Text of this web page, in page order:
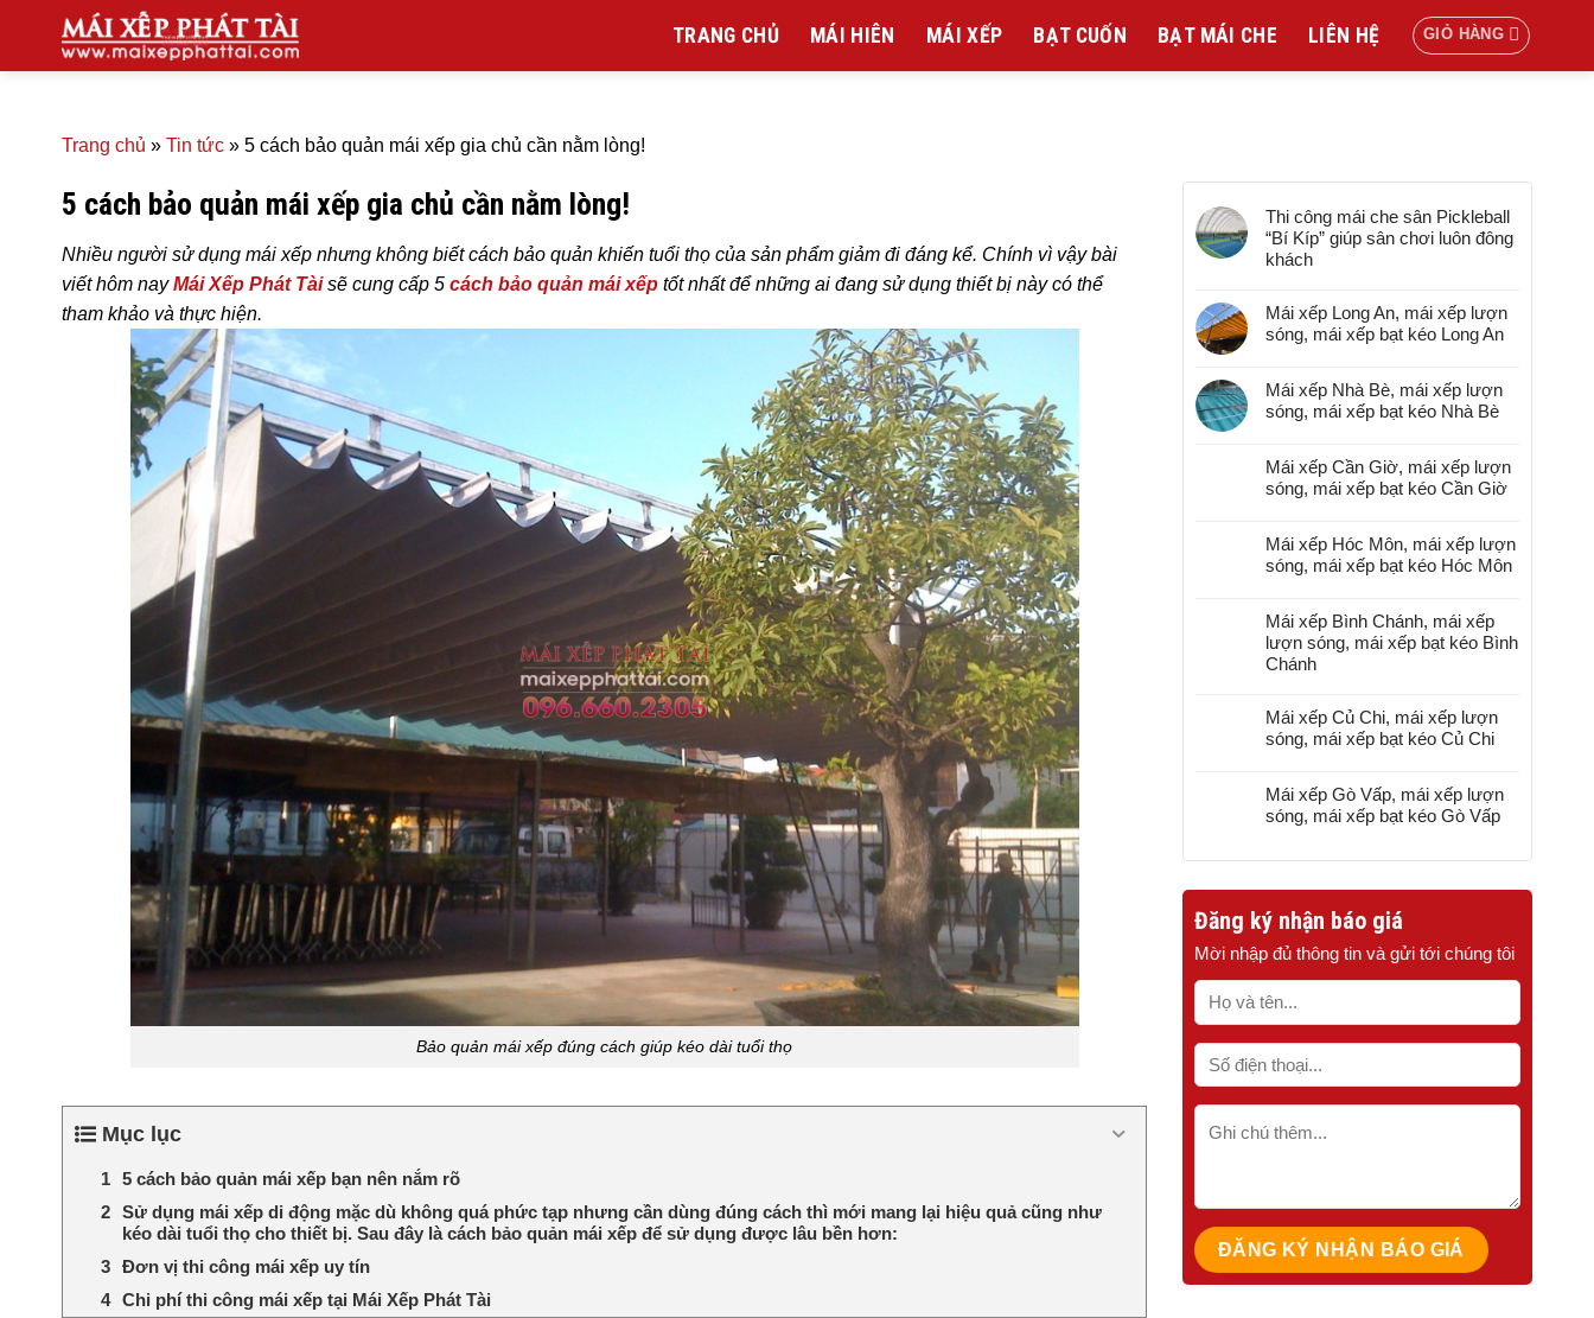
content
TRANG CHỦ MÁI HIÊN MÁI XẾP BẠT CUỐN BẠT MÁI CHE LIÊN HỆ GIỎ HÀNG
Trang chủ » Tin tức » 5 cách bảo quản mái xếp gia chủ cần nằm lòng!
5 cách bảo quản mái xếp gia chủ cần nằm lòng!
Nhiều người sử dụng mái xếp nhưng không biết cách bảo quản khiến tuổi thọ của sản phẩm giảm đi đáng kể. Chính vì vậy bài
viết hôm nayMái Xếp Phát Tàisẽ cung cấp 5 cách bảo quản mái xếp tốt nhất để những ai đang sử dụng thiết bị này có thể
tham khảo và thực hiện.
Bảo quản mái xếp đúng cách giúp kéo dài tuổi thọ
Mục lục
5 cách bảo quản mái xếp bạn nên nắm rõ
Sử dụng mái xếp di động mặc dù không quá phức tạp nhưng cần dùng đúng cách thì mới mang lại hiệu quả cũng như
kéo dài tuổi thọ cho thiết bị. Sau đây là cách bảo quản mái xếp để sử dụng được lâu bền hơn:
Đơn vị thi công mái xếp uy tín
Chi phí thi công mái xếp tại Mái Xếp Phát Tài
Thi công mái che sân Pickleball
“Bí Kíp” giúp sân chơi luôn đông
khách
Mái xếp Long An, mái xếp lượn
sóng, mái xếp bạt kéo Long An
Mái xếp Nhà Bè, mái xếp lượn
sóng, mái xếp bạt kéo Nhà Bè
Mái xếp Cần Giờ, mái xếp lượn
sóng, mái xếp bạt kéo Cần Giờ
Mái xếp Hóc Môn, mái xếp lượn
sóng, mái xếp bạt kéo Hóc Môn
Mái xếp Bình Chánh, mái xếp
lượn sóng, mái xếp bạt kéo Bình
Chánh
Mái xếp Củ Chi, mái xếp lượn
sóng, mái xếp bạt kéo Củ Chi
Mái xếp Gò Vấp, mái xếp lượn
sóng, mái xếp bạt kéo Gò Vấp
Đăng ký nhận báo giá
Mời nhập đủ thông tin và gửi tới chúng tôi